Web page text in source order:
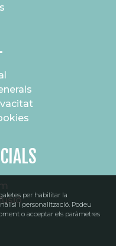
per habilitar la
i personalització. Podeu
o acceptar els paràmetres